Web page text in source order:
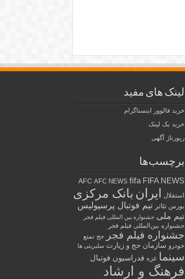
لینک های مفید
خرید فالوور اینستاگرام
خرید بک لینک
رپورتاژ آگهی
برچسب‌ها
AFC AFC NEWS fifa FIFA NEWS
استقلال ایران بانک مرکزی
بورس تئاتر تیم فوتبال پرسپولیس
تیم ملی جشنواره بین المللی فیلم فجر
جشنواره بین‌المللی فیلم فجر
جشنواره فیلم فجر
حج تمتع
خودرو سازمان حج و زیارت سلبریتی ها
سینما غزه فدراسیون فوتبال
فرهنگ و ارشاد